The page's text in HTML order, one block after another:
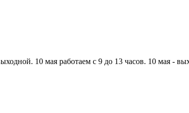
10 мая работаем с 9 до 13 часов. 10 мая -